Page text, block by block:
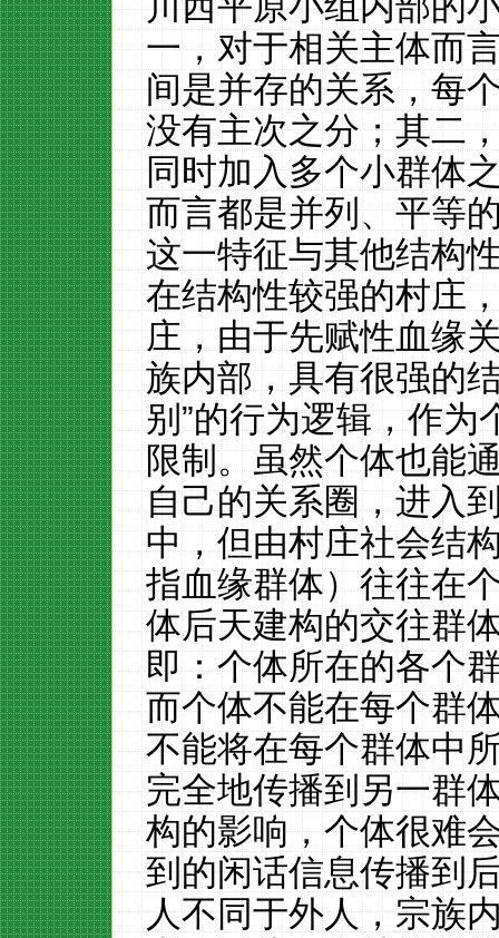
一，对于相关主体而
间是并存的关系，每
没有主次之分；其二
同时加入多个小群体
而言都是并列、平等
这一特征与其他结构
在结构性较强的村庄
庄，由于先赋性血缘
族内部，具有很强的
别”的行为逻辑，作为
限制。虽然个体也能
自己的关系圈，进入
中，但由村庄社会结
指血缘群体）往往在
体后天建构的交往群
即：个体所在的各个
而个体不能在每个群
不能将在每个群体中
完全地传播到另一群
构的影响，个体很难
到的闲话信息传播到
人不同于外人，宗族